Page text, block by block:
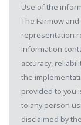
Use of the
The Farmow
representation
information
accuracy,
the
provided to you
to any person
disclaimed by